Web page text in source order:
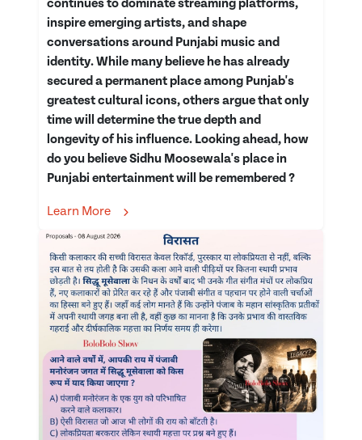
continues to dominate streaming platforms,
inspire emerging artists, and shape
conversations around Punjabi music and
identity. While many believe he has already
secured a permanent place among Punjab's
greatest cultural icons, others argue that only
time will determine the true depth and
longevity of his influence. Looking ahead, how
do you believe Sidhu Moosewala's place in
Punjabi entertainment will be remembered ?
Learn More